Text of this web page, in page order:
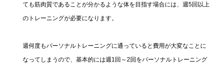
ても筋肉質であることが分かるような体を目指す場合には、週5回以上
のトレーニングが必要になります。
週何度もパーソナルトレーニングに通っていると費用が大変なことに
なってしまうので、基本的には週1回～2回をパーソナルトレーニング